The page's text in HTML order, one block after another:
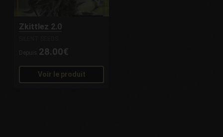
Zkittlez 2.0
Depuis 28.00€
Voir le produit